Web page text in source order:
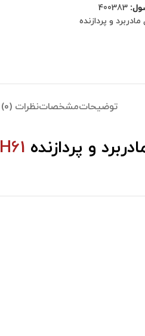
400383
مادربرد و پردازنده
توضیحاتمشخصاتنظرات (0)
و پردازنده H61